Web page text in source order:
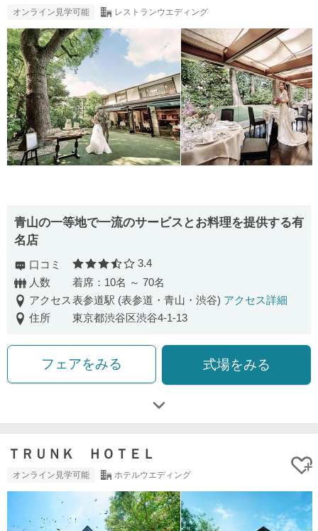
オンライン見学可能 レストランウエディング
青山の一等地で一流のサービスとお料理を提供する有
名店
口コミ 口コミ評価
3.4
人数
着席：10名 ～ 70名
アクセス表参道駅 (表参道・青山・渋谷) アクセス詳細
住所
東京都渋谷区渋谷4-1-13
フェアをみる 式場をみる
ＴＲＵＮＫ ＨＯＴＥＬ
オンライン見学可能 ホテルウエディング